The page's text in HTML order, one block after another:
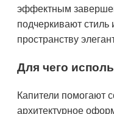
эффектным
подчеркивают
пространству
Для чего
Капители помогают
архитектурное